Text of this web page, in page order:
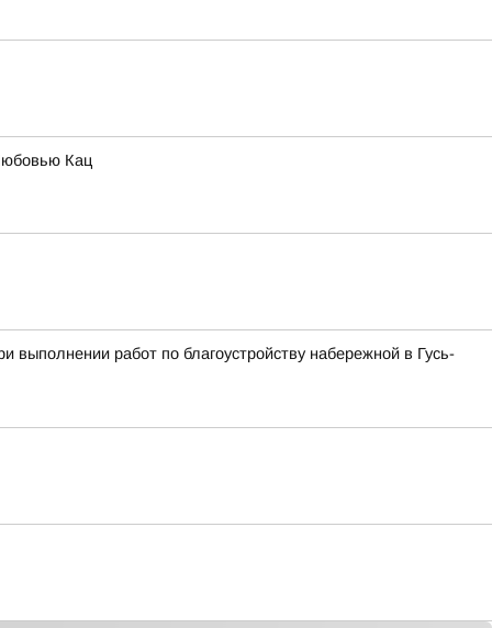
Кац
работ по благоустройству набережной в Гусь-